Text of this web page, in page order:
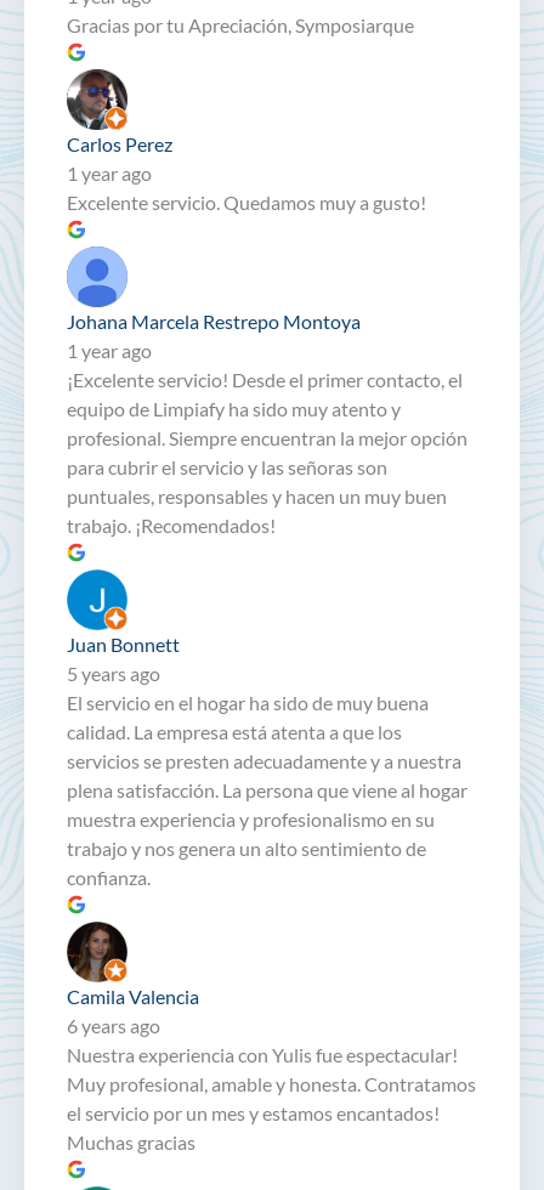
Gracias por tu Apreciación, Symposiarque
Carlos Perez
1 year ago
Excelente servicio. Quedamos muy a gusto!
Johana Marcela Restrepo Montoya
1 year ago
¡Excelente servicio! Desde el primer contacto, el
equipo de Limpiafy ha sido muy atento y
profesional. Siempre encuentran la mejor opción
para cubrir el servicio y las señoras son
puntuales, responsables y hacen un muy buen
trabajo. ¡Recomendados!
Juan Bonnett
5 years ago
El servicio en el hogar ha sido de muy buena
calidad. La empresa está atenta a que los
servicios se presten adecuadamente y a nuestra
plena satisfacción. La persona que viene al hogar
muestra experiencia y profesionalismo en su
trabajo y nos genera un alto sentimiento de
confianza.
Camila Valencia
6 years ago
Nuestra experiencia con Yulis fue espectacular!
Muy profesional, amable y honesta. Contratamos
el servicio por un mes y estamos encantados!
Muchas gracias